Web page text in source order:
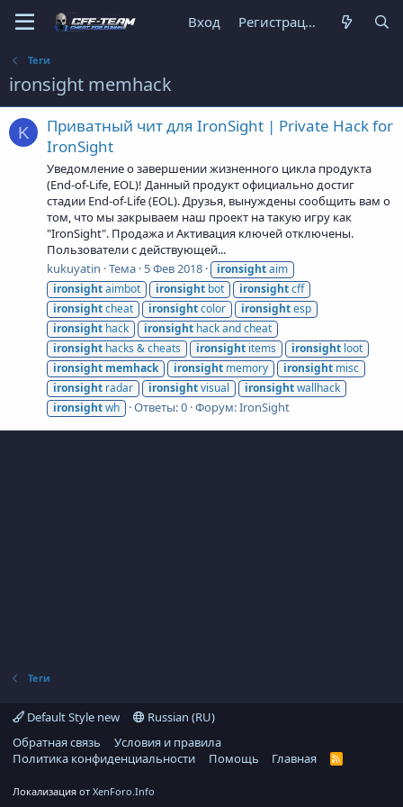
Вход Регистрация
Теги
ironsight memhack
K
Приватный чит для IronSight | Private Hack for
IronSight
Уведомление о завершении жизненного цикла продукта
(End-of-Life, EOL)! Данный продукт официально достиг
стадии End-of-Life (EOL). Друзья, вынуждены сообщить вам о
том, что мы закрываем наш проект на такую игру как
"IronSight". Продажа и Активация ключей отключены.
Пользователи с действующей...
kukuyatin Тема 5 Фев 2018 ironsightaim
ironsightaimbot ironsight bot ironsightcff
ironsightcheat ironsightcolor ironsightesp
ironsight hack ironsight hack and cheat
ironsight hacks & cheats ironsight items ironsight loot
ironsight memhack ironsight memory ironsight misc
ironsight radar ironsightvisual ironsightwallhack
ironsightwh Ответы: 0 Форум:IronSight
Теги
Default Style new
Russian (RU)
Обратная связь
Условия и правила
Политика конфиденциальности
Помощь Главная
R
Локализация от XenForo.Info